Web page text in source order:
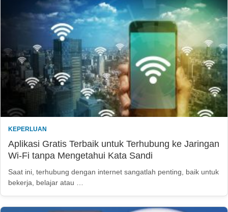
KEPERLUAN
Aplikasi Gratis Terbaik untuk Terhubung ke Jaringan
Wi-Fi tanpa Mengetahui Kata Sandi
Saat ini, terhubung dengan internet sangatlah penting, baik untuk
bekerja, belajar atau …